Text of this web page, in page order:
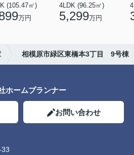
(105.47㎡)
万円
4LDK (96.25㎡)
5,299万円
相模原市緑区東橋本3丁目 9号棟
ホームプランナー
お問い合わせ